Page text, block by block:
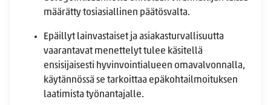
määrätty tosiasiallinen päätösvalta.
Epäillyt lainvastaiset ja asiakasturvallisuutta
vaarantavat menettelyt tulee käsitellä
ensisijaisesti hyvinvointialueen omavalvonnalla,
käytännössä se tarkoittaa epäkohtailmoituksen
laatimista työnantajalle.